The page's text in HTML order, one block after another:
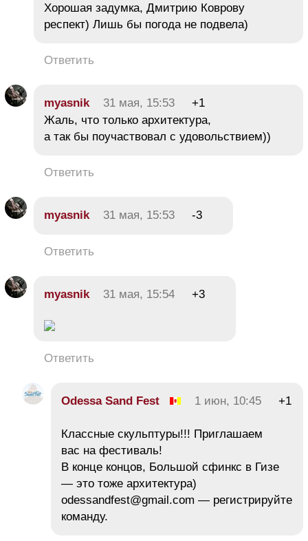
Хорошая задумка, Дмитрию Коврову
респект) Лишь бы погода не подвела)
Ответить
myasnik 31 мая, 15:53
+1
Жаль, что только архитектура,
а так бы поучаствовал с удовольствием))
Ответить
myasnik 31 мая, 15:53 -3
Ответить
myasnik 31 мая, 15:54 +3
Ответить
Odessa Sand Fest 1 июн, 10:45 +1
Классные скульптуры!!! Приглашаем
вас на фестиваль!
В конце концов, Большой сфинкс в Гизе
— это тоже архитектура)
odessandfest@gmail.com — регистрируйте
команду.